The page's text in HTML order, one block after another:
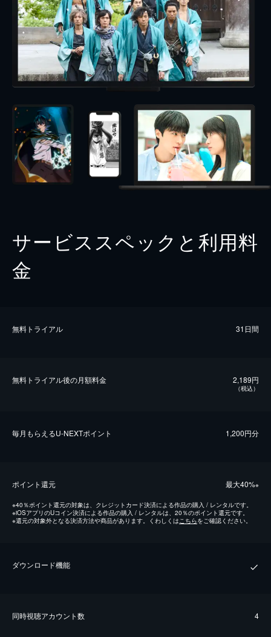
サービススペックと利用料
金
無料トライアル 31日間
無料トライアル後の⽉額料金 2,189円
（税込）
毎⽉もらえるU-NEXTポイント 1,200円分
ポイント還元 最⼤40%※
※40％ポイント還元の対象は、クレジットカード決済による作品の購入 / レンタルです。
※iOSアプリのUコイン決済による作品の購入 / レンタルは、20％のポイント還元です。
※還元の対象外となる決済方法や商品があります。くわしくはこちらをご確認ください。
ダウンロード機能
同時視聴アカウント数 4